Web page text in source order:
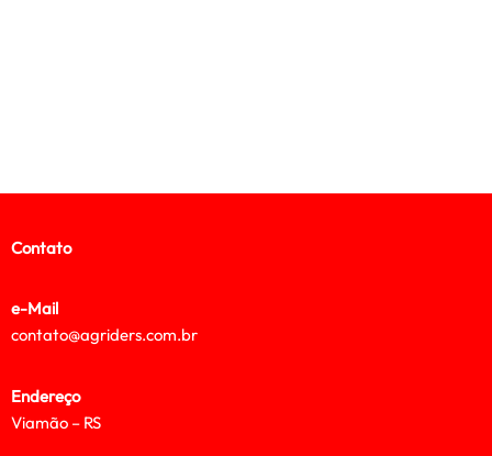
Contato
e-Mail
contato@agriders.com.br
Endereço
Viamão – RS